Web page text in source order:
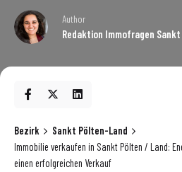
Author
Redaktion Immofragen
Bezirk
Sankt Pölten-Land
Immobilie verkaufen in Sankt Pölten / Land:
einen erfolgreichen Verkauf